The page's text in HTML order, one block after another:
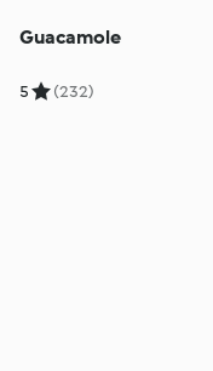
Guacamole
5 (232)